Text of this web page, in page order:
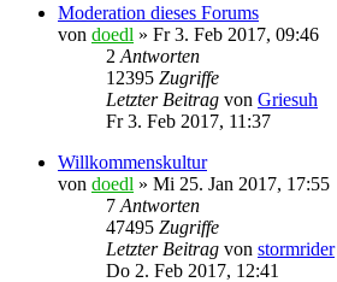
Moderation dieses Forums
von doedl » Fr 3. Feb 2017, 09:46
2 Antworten
12395 Zugriffe
Letzter Beitrag von Griesuh
Fr 3. Feb 2017, 11:37
Willkommenskultur
von doedl » Mi 25. Jan 2017, 17:55
7 Antworten
47495 Zugriffe
Letzter Beitrag von stormrider
Do 2. Feb 2017, 12:41